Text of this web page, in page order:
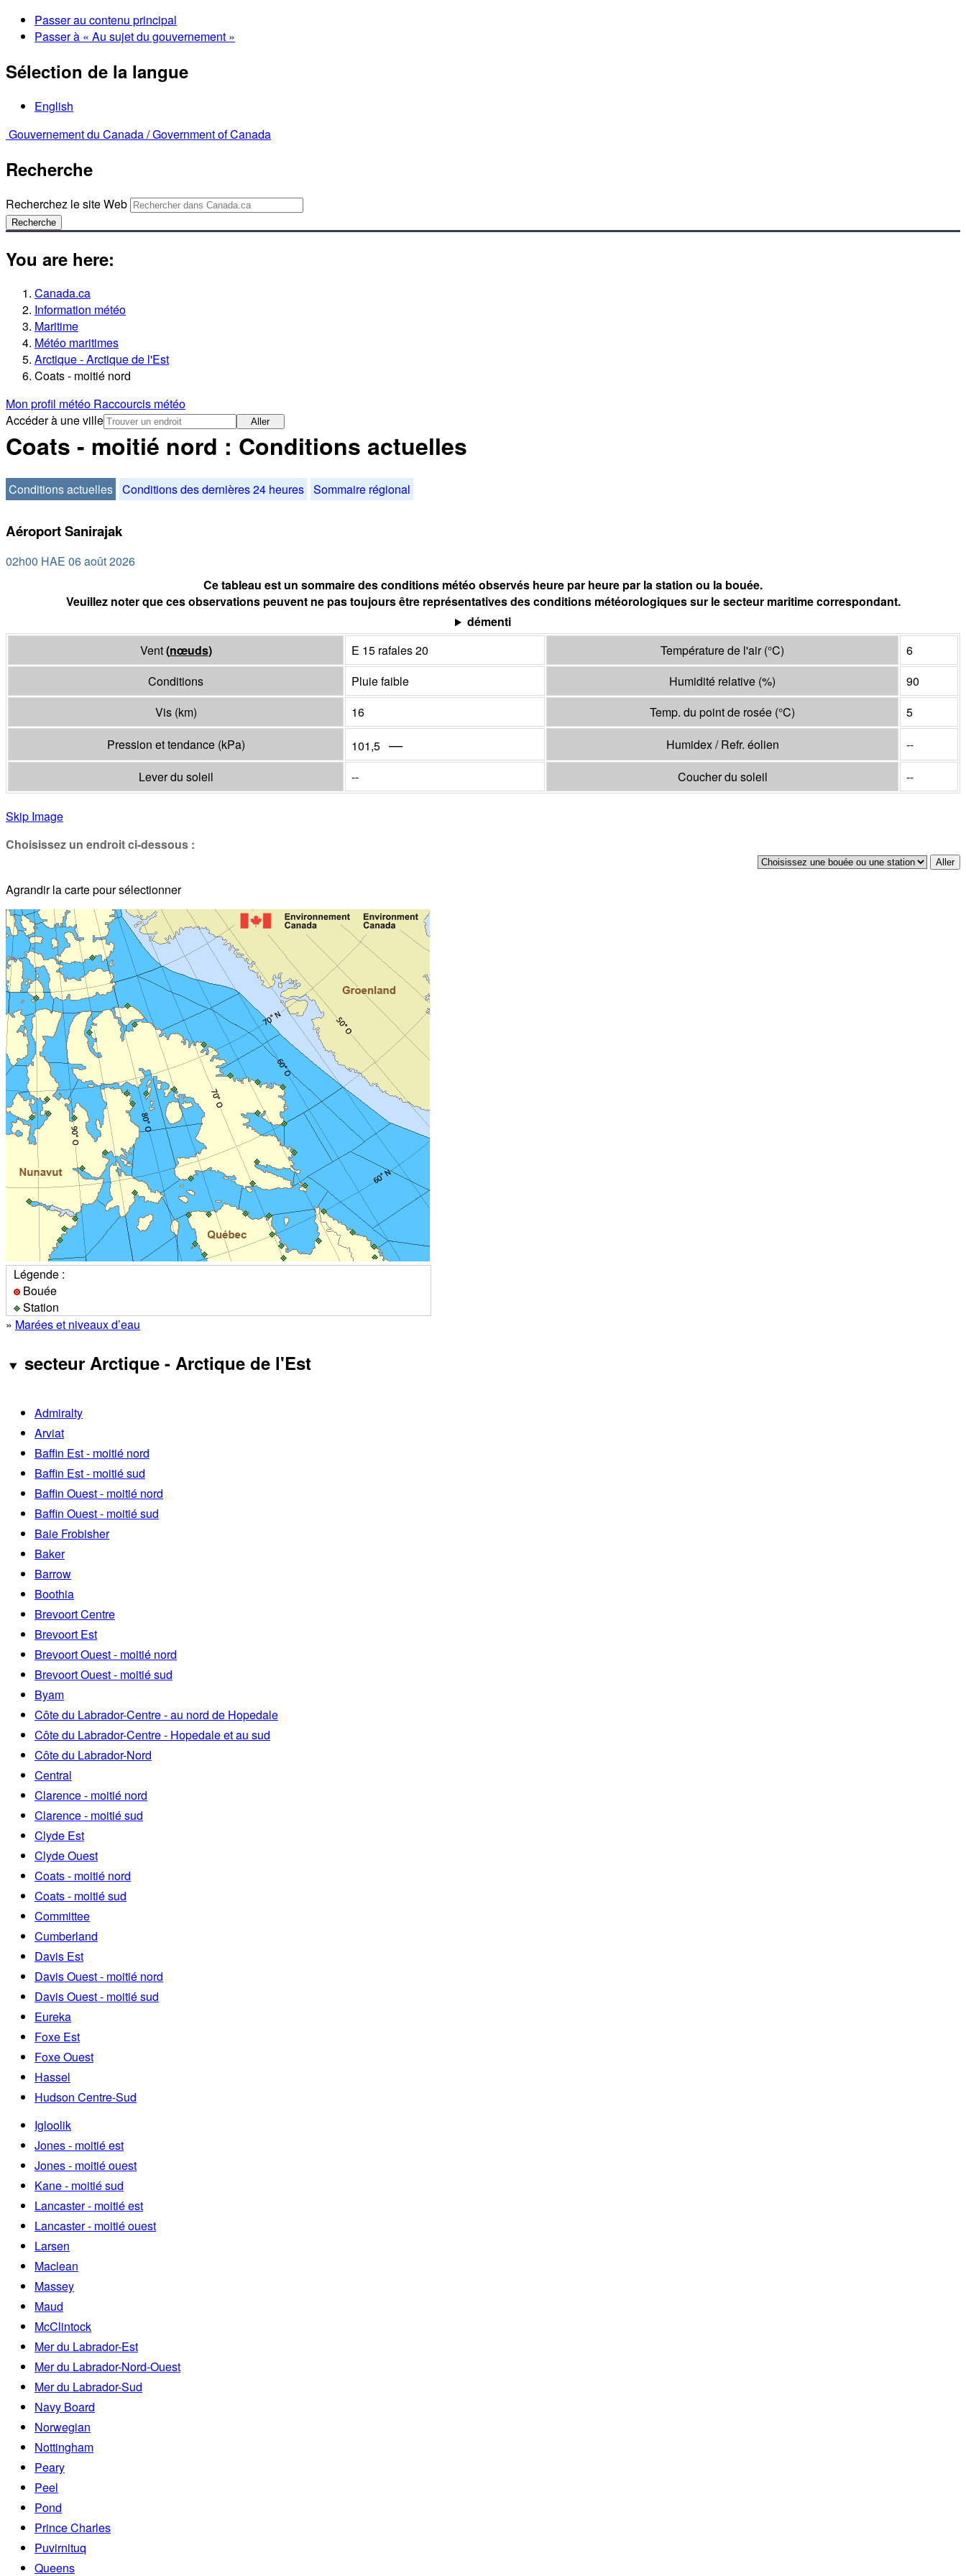
Passer au contenu principal
Passer à « Au sujet du gouvernement »
Sélection de la langue
English
Gouvernement du Canada /Government of Canada
Recherche
Recherchez le site Web
Recherche
You are here:
Canada.ca
Information météo
Maritime
Météo maritimes
Arctique - Arctique de l'Est
Coats - moitié nord
Mon profil météo Raccourcis météo
Accéder à une ville
Aller
Coats - moitié nord : Conditions actuelles
Conditions actuelles Conditions des dernières 24 heures Sommaire régional
Aéroport Sanirajak
02h00 HAE 06 août 2026
Ce tableau est un sommaire des conditions météo observés heure par heure par la station ou la bouée.
Veuillez noter que ces observations peuvent ne pas toujours être représentatives des conditions météorologiques sur le secteur maritime correspondant.
démenti
Vent(nœuds) E 15 rafales 20 Température de l'air(°C)
6
Conditions
Pluie faible Humidité relative (%)
90
Vis (km) 16 Temp. du point de rosée (°C)
5
Pression et tendance (kPa) 101,5 — Humidex / Refr. éolien
--
Lever du soleil
-- Coucher du soleil --
Skip Image
Choisissez un endroit ci-dessous :
Agrandir la carte pour sélectionner
Légende :
Bouée
Station
» Marées et niveaux d’eau
secteur Arctique - Arctique de l'Est
Admiralty
Arviat
Baffin Est - moitié nord
Baffin Est - moitié sud
Baffin Ouest - moitié nord
Baffin Ouest - moitié sud
Baie Frobisher
Baker
Barrow
Boothia
Brevoort Centre
Brevoort Est
Brevoort Ouest - moitié nord
Brevoort Ouest - moitié sud
Byam
Côte du Labrador-Centre - au nord de Hopedale
Côte du Labrador-Centre - Hopedale et au sud
Côte du Labrador-Nord
Central
Clarence - moitié nord
Clarence - moitié sud
Clyde Est
Clyde Ouest
Coats - moitié nord
Coats - moitié sud
Committee
Cumberland
Davis Est
Davis Ouest - moitié nord
Davis Ouest - moitié sud
Eureka
Foxe Est
Foxe Ouest
Hassel
Hudson Centre-Sud
Igloolik
Jones - moitié est
Jones - moitié ouest
Kane - moitié sud
Lancaster - moitié est
Lancaster - moitié ouest
Larsen
Maclean
Massey
Maud
McClintock
Mer du Labrador-Est
Mer du Labrador-Nord-Ouest
Mer du Labrador-Sud
Navy Board
Norwegian
Nottingham
Peary
Peel
Pond
Prince Charles
Puvirnituq
Queens